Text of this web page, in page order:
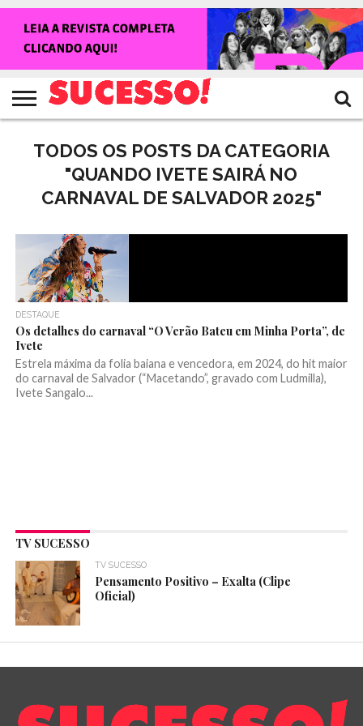
NOTÍCIAS
SHOWS
ENTREVISTAS
CLIQUES
RANKING
CROWLEY
TV
SUCESSO!
REVISTA
SUCESSO!
TODOS OS POSTS DA CATEGORIA
"QUANDO IVETE SAIRÁ NO
CARNAVAL DE SALVADOR 2025"
DESTAQUE
Os detalhes do carnaval “O Verão Bateu em Minha Porta”, de
Ivete
Estrela máxima da folia baiana e vencedora, em 2024, do hit maior
do carnaval de Salvador (“Macetando”, gravado com Ludmilla),
Ivete Sangalo...
TV SUCESSO
TV SUCESSO
Pensamento Positivo – Exalta (Clipe
Oficial)